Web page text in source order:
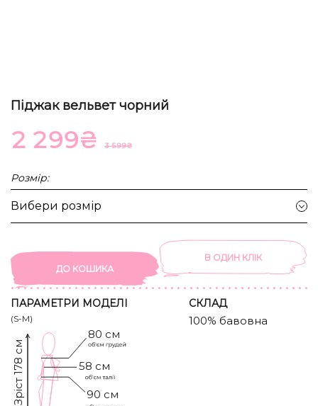
Піджак вельвет чорний
3 599₴
2 299₴
Розмір:
Вибери розмір
ДО КОШИКА
В ОДИН КЛIК
ПАРАМЕТРИ МОДЕЛІ
(S-M)
80 см
Зріст 178 см 58 см
90 см
CКЛАД
100% бавовна